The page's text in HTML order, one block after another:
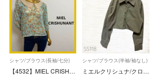
シャツ/ブラウス(長袖/七分)
【4532】MIEL CRISHUNANT 花柄 襟付き ブラウス F
シャツ/ブラウス(半袖/袖なし)
ミエルクリシュナ/クロップドシャツ/Ｆ/ショート丈/コットン/カーキ/羽織り